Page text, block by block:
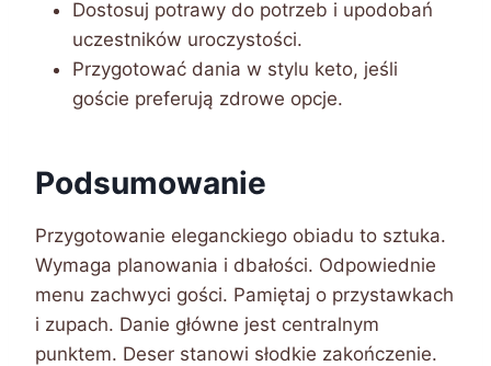
Dostosuj potrawy do potrzeb i upodobań
uczestników uroczystości.
Przygotować dania w stylu keto, jeśli
goście preferują zdrowe opcje.
Podsumowanie
Przygotowanie eleganckiego obiadu to sztuka.
Wymaga planowania i dbałości. Odpowiednie
menu zachwyci gości. Pamiętaj o przystawkach
i zupach. Danie główne jest centralnym
punktem. Deser stanowi słodkie zakończenie.